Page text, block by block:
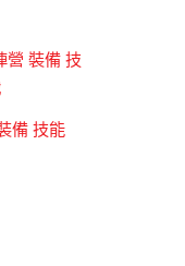
營 裝備 技
備 技能